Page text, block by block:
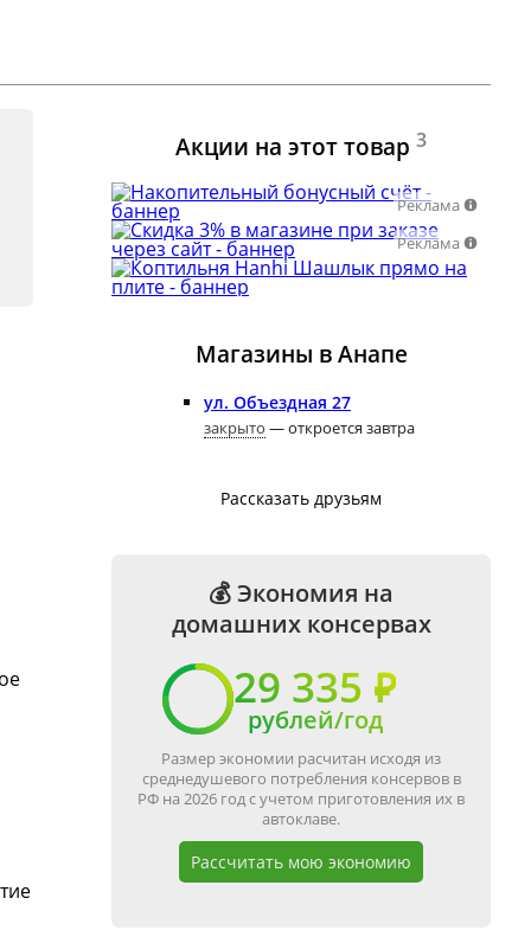
Акции на этот товар 3
Реклама
Реклама
Магазины в Анапе
ул. Объездная 27
закрыто — откроется завтра
Рассказать друзьям
💰 Экономия на
домашних консервах
29 335 ₽
рублей/год
Размер экономии расчитан исходя из
среднедушевого потребления консервов в
РФ на 2026 год с учетом приготовления их в
автоклаве.
Рассчитать мою экономию